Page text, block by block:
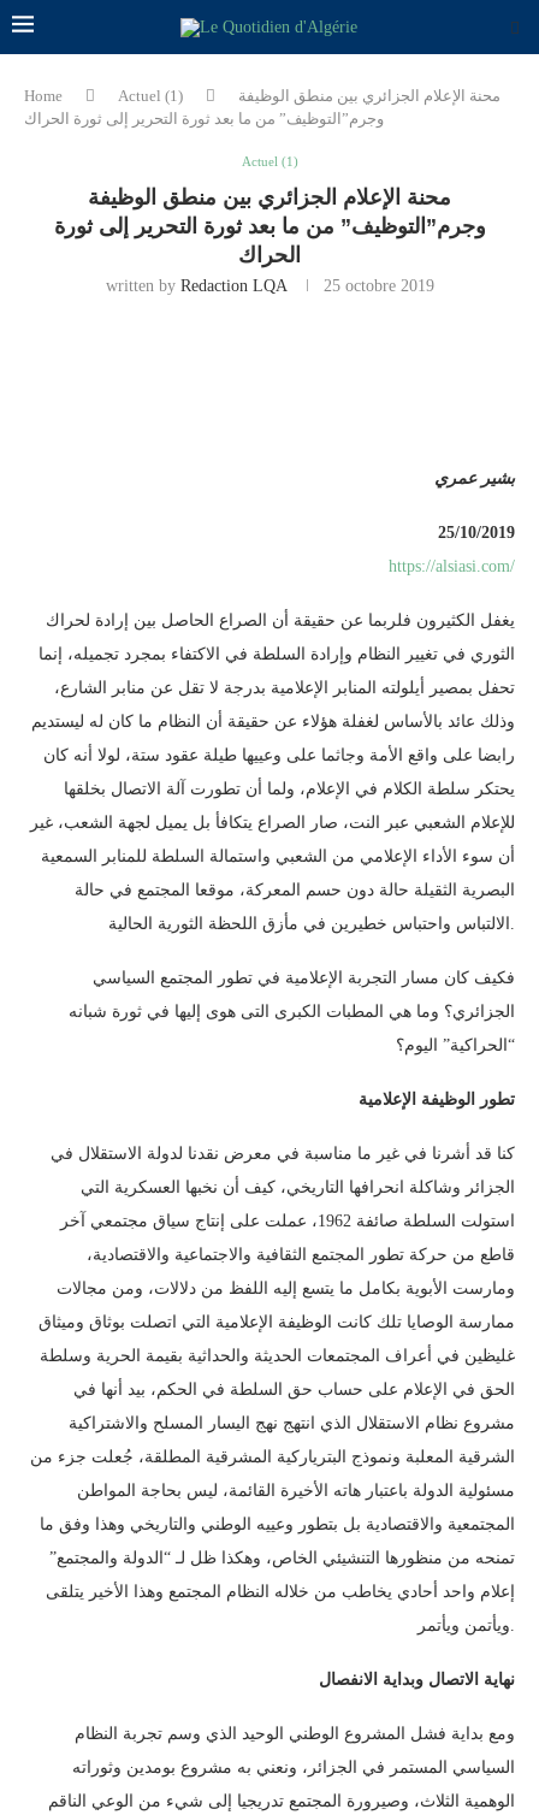
Home Actuel (1)
محنة الإعلام الجزائري بين منطق الوظيفة
وجرم”التوظيف” من ما بعد ثورة التحرير إلى ثورة الحراك
Actuel (1)
محنة الإعلام الجزائري بين منطق الوظيفة
وجرم”التوظيف” من ما بعد ثورة التحرير إلى ثورة
الحراك
written by Redaction LQA 25 octobre 2019
بشير عمري
25/10/2019
https://alsiasi.com/
يغفل الكثيرون فلربما عن حقيقة أن الصراع الحاصل بين إرادة لحراك
الثوري في تغيير النظام وإرادة السلطة في الاكتفاء بمجرد تجميله، إنما
تحفل بمصير أيلولته المنابر الإعلامية بدرجة لا تقل عن منابر الشارع،
وذلك عائد بالأساس لغفلة هؤلاء عن حقيقة أن النظام ما كان له ليستديم
رابضا على واقع الأمة وجاثما على وعييها طيلة عقود ستة، لولا أنه كان
يحتكر سلطة الكلام في الإعلام، ولما أن تطورت آلة الاتصال بخلقها
للإعلام الشعبي عبر النت، صار الصراع يتكافأ بل يميل لجهة الشعب، غير
أن سوء الأداء الإعلامي من الشعبي واستمالة السلطة للمنابر السمعية
البصرية الثقيلة حالة دون حسم المعركة، موقعا المجتمع في حالة
الالتباس واحتباس خطيرين في مأزق اللحظة الثورية الحالية.
فكيف كان مسار التجربة الإعلامية في تطور المجتمع السياسي
الجزائري؟ وما هي المطبات الكبرى التى هوى إليها في ثورة شبانه
“الحراكية” اليوم؟
تطور الوظيفة الإعلامية
كنا قد أشرنا في غير ما مناسبة في معرض نقدنا لدولة الاستقلال في
الجزائر وشاكلة انحرافها التاريخي، كيف أن نخبها العسكرية التي
استولت السلطة صائفة 1962، عملت على إنتاج سياق مجتمعي آخر
قاطع من حركة تطور المجتمع الثقافية والاجتماعية والاقتصادية،
ومارست الأبوية بكامل ما يتسع إليه اللفظ من دلالات، ومن مجالات
ممارسة الوصايا تلك كانت الوظيفة الإعلامية التي اتصلت بوثاق وميثاق
غليظين في أعراف المجتمعات الحديثة والحداثية بقيمة الحرية وسلطة
الحق في الإعلام على حساب حق السلطة في الحكم، بيد أنها في
مشروع نظام الاستقلال الذي انتهج نهج اليسار المسلح والاشتراكية
الشرقية المعلبة ونموذج البترياركية المشرقية المطلقة، جُعلت جزء من
مسئولية الدولة باعتبار هاته الأخيرة القائمة، ليس بحاجة المواطن
المجتمعية والاقتصادية بل بتطور وعييه الوطني والتاريخي وهذا وفق ما
تمنحه من منظورها التنشيئي الخاص، وهكذا ظل لـ “الدولة والمجتمع”
إعلام واحد أحادي يخاطب من خلاله النظام المجتمع وهذا الأخير يتلقى
ويأتمن ويأتمر.
نهاية الاتصال وبداية الانفصال
ومع بداية فشل المشروع الوطني الوحيد الذي وسم تجربة النظام
السياسي المستمر في الجزائر، ونعني به مشروع بومدين وثوراته
الوهمية الثلاث، وصيرورة المجتمع تدريجيا إلى شيء من الوعي الناقم